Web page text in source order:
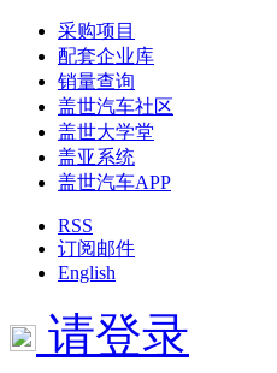
采购项目
配套企业库
销量查询
盖世汽车社区
盖世大学堂
盖亚系统
盖世汽车APP
RSS
订阅邮件
English
请登录